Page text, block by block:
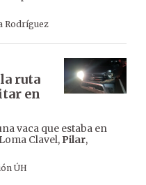
Rodríguez
ruta
en
vaca que estaba en
Clavel, Pilar,
ÚH